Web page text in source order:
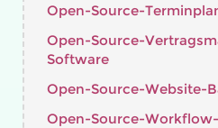
Open-Source-
Open-Source-
Software
Open-Source-Website-
Open-Source-Workflow-